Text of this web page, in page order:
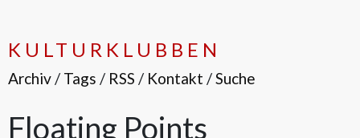
KULTURKLUBBEN
Archiv/ Tags / RSS / Kontakt /Suche
Floating Points